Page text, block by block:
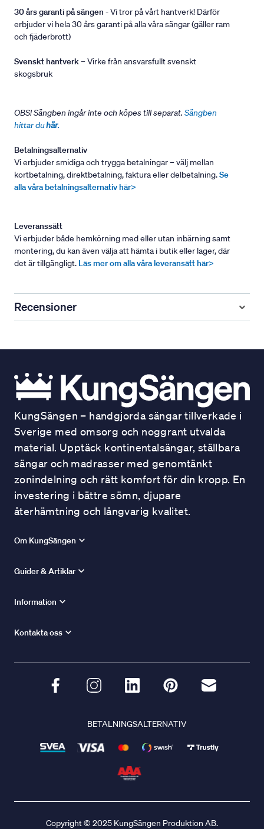
30 års garanti på sängen - Vi tror på vårt hantverk! Därför
erbjuder vi hela 30 års garanti på alla våra sängar (gäller ram
och fjäderbrott)
Svenskt hantverk– Virke från ansvarsfullt svenskt
skogsbruk
OBS! Sängben ingår inte och köpes till separat. Sängben
hittar duhär.
Betalningsalternativ
Vi erbjuder smidiga och trygga betalningar – välj mellan
kortbetalning, direktbetalning, faktura eller delbetalning.Se
alla våra betalningsalternativ här>
Leveranssätt
Vi erbjuder både hemkörning med eller utan inbärning samt
montering, du kan även välja att hämta i butik eller lager, där
det är tillgängligt. Läs mer om alla våra leveransätt här>
Recensioner
KungSängen – handgjorda sängar tillverkade i
Sverige med omsorg och noggrant utvalda
material. Upptäck kontinentalsängar, ställbara
sängar och madrasser med genomtänkt
zonindelning och rätt komfort för din kropp. En
investering i bättre sömn, djupare
återhämtning och långvarig kvalitet.
Om KungSängen
Guider & Artiklar
Information
Kontakta oss
BETALNINGSALTERNATIV
Copyright © 2025 KungSängen Produktion AB.